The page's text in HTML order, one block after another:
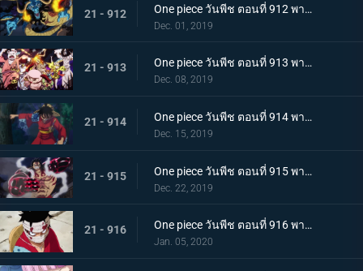
21 - 912 One piece วันพีช ตอนที่ 912 พากย์ไทย ชายผู้แข็งแกร่งที่สุด หัวหน้ากองโจรสุดแกร่งชูเท็นมารุ!
Dec. 01, 2019
21 - 913 One piece วันพีช ตอนที่ 913 พากย์ไทย พ่ายแพ้อย่างหมดรูป ลมหายใจพิโรธของไคโด!
Dec. 08, 2019
21 - 914 One piece วันพีช ตอนที่ 914 พากย์ไทย การต่อสู้อันดุเดือด ลูฟี่ที่บุกเข้าใส่ปะทะไคโด
Dec. 15, 2019
21 - 915 One piece วันพีช ตอนที่ 915 พากย์ไทย การทำลายล้าง! ท่าไม้ตายเผด็จศึกอัสนีแปดทิศ!
Dec. 22, 2019
21 - 916 One piece วันพีช ตอนที่ 916 พากย์ไทย ลูฟี่ผู้ถูกเย้ยหยัน นรกบนดินที่เหมืองนักโทษ
Jan. 05, 2020